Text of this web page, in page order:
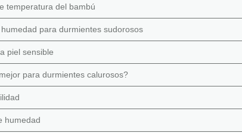
temperatura del bambú
para durmientes sudorosos
piel sensible
para durmientes calurosos?
humedad